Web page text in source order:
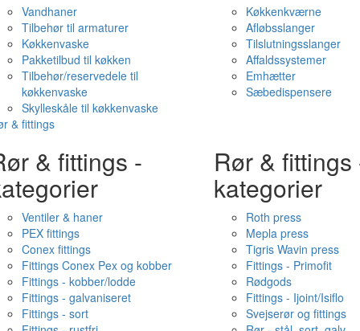
Vandhaner
Tilbehør til armaturer
Køkkenvaske
Pakketilbud til køkken
Tilbehør/reservedele til
køkkenvaske
Skylleskåle til køkkenvaske
Køkkenkværne
Afløbsslanger
Tilslutningsslanger
Affaldssystemer
Emhætter
Sæbedispensere
& fittings
& fittings -
Ventiler & haner
PEX fittings
Conex fittings
Fittings Conex Pex og kobber
Fittings - kobber/lodde
Fittings - galvaniseret
Fittings - sort
Rør & fittings
kategorier
Roth press
Mepla press
Tigris Wavin press
Fittings - Primofit
Rødgods
Fittings - Ijoint/Isiflo
Svejserør og fittings